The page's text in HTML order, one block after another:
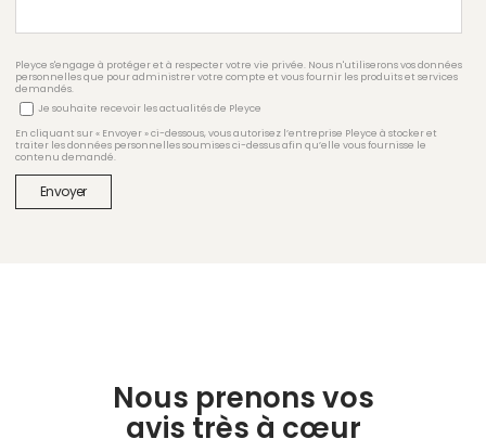
Pleyce s'engage à protéger et à respecter votre vie privée. Nous n'utiliserons vos données
personnelles que pour administrer votre compte et vous fournir les produits et services
demandés.
Je souhaite recevoir les actualités de Pleyce
En cliquant sur « Envoyer » ci-dessous, vous autorisez l’entreprise Pleyce à stocker et
traiter les données personnelles soumises ci-dessus afin qu’elle vous fournisse le
contenu demandé.
Nous prenons vos
avis très à cœur